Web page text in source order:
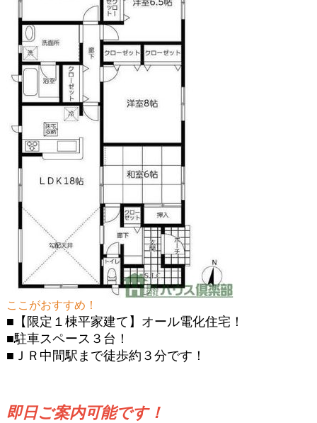
ここがおすすめ！
■【限定１棟平家建て】オール電化住宅！
■駐車スペース３台！
■ＪＲ中間駅まで徒歩約３分です！
即日ご案内可能です！